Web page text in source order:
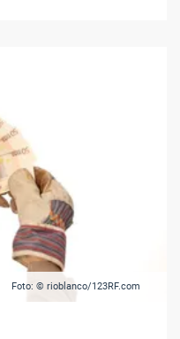
Foto: © rioblanco/123RF.com